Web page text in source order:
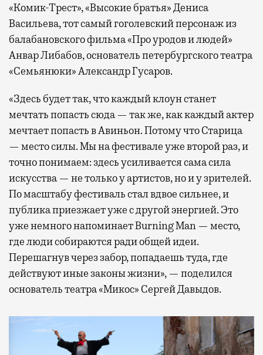
«Комик-Трест», «Высокие братья» Дениса
Васильева, тот самый гоголевский персонаж из
балабановского фильма «Про уродов и людей»
Анвар Либабов, основатель петербургского театра
«Семьянюки» Александр Гусаров.
«Здесь будет так, что каждый клоун станет
мечтать попасть сюда — так же, как каждый актер
мечтает попасть в Авиньон. Потому что Старица
— место силы. Мы на фестивале уже второй раз, и
точно понимаем: здесь усиливается сама сила
искусства — не только у артистов, но и у зрителей.
По масштабу фестиваль стал вдвое сильнее, и
публика приезжает уже с другой энергией. Это
уже немного напоминает Burning Man — место,
где люди собираются ради общей идеи.
Перешагнув через забор, попадаешь туда, где
действуют иные законы жизни», — поделился
основатель театра «Микос» Сергей Давыдов.